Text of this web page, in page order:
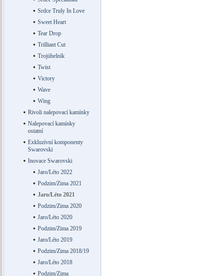
Srdce Truly In Love
Sweet Heart
Tear Drop
Trilliant Cut
Trojúhelník
Twist
Victory
Wave
Wing
Rivoli nalepovací kamínky
Nalepovací kamínky
ostatní
Exkluzívní komponenty
Swarovski
Inovace Swarovski
Jaro/Léto 2022
Podzim/Zima 2021
Jaro/Léto 2021
Podzim/Zima 2020
Jaro/Léto 2020
Podzim/Zima 2019
Jaro/Léto 2019
Podzim/Zima 2018/19
Jaro/Léto 2018
Podzim/Zima